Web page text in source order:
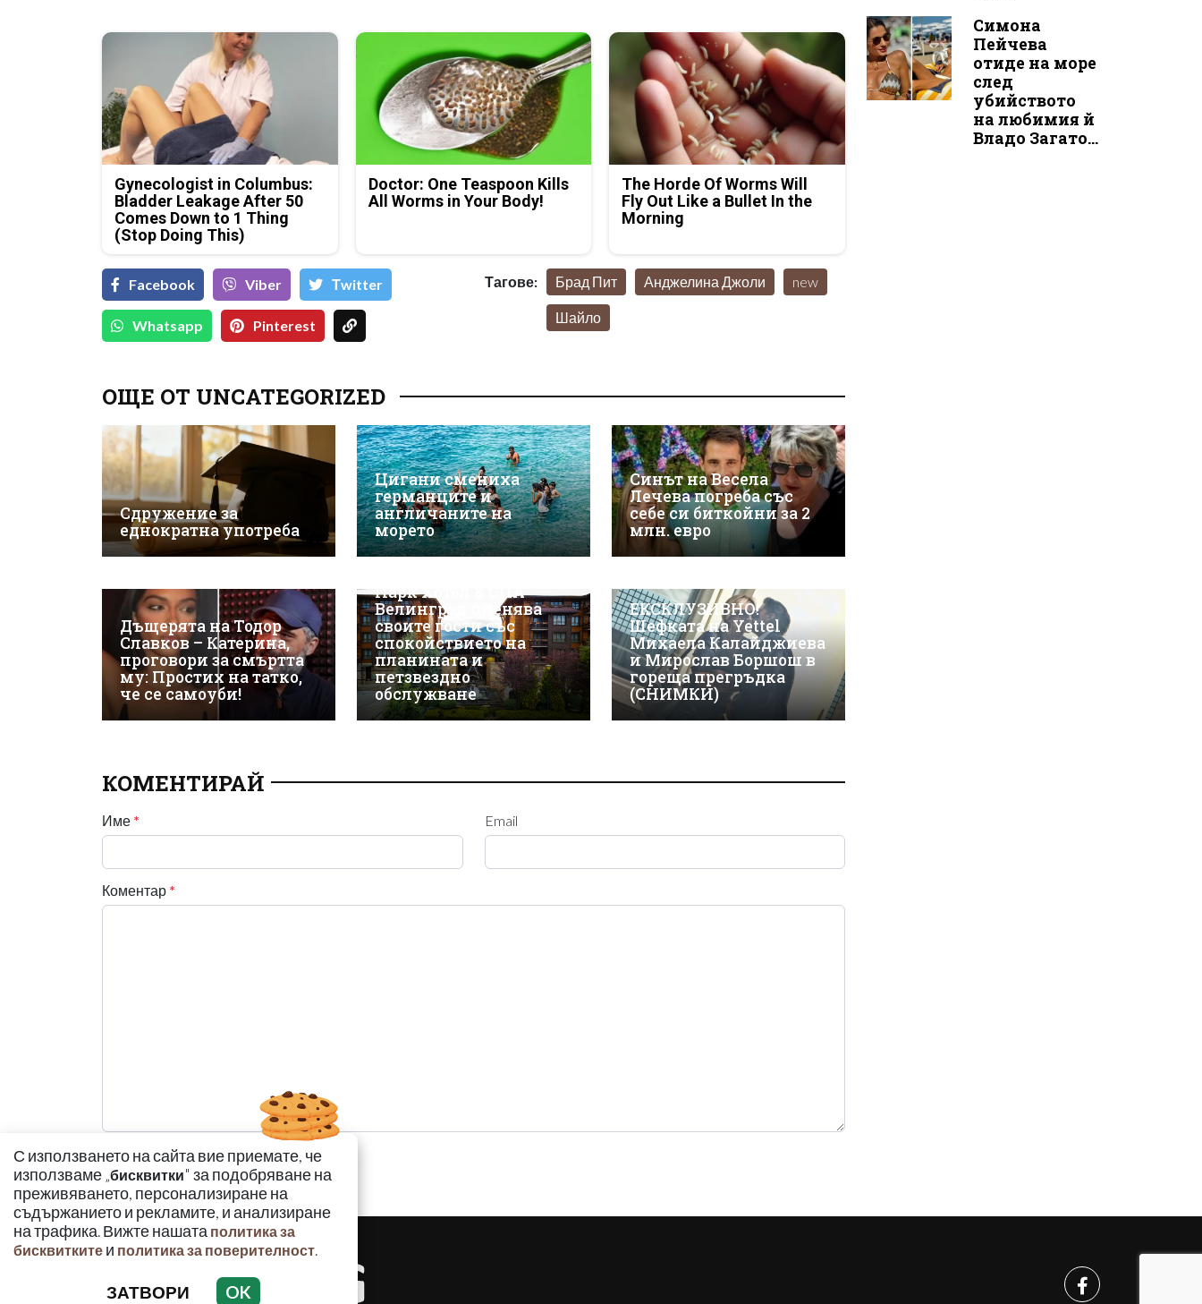
Gynecologist in Columbus:
Bladder Leakage After 50
Comes Down to 1 Thing
(Stop Doing This)
Doctor: One Teaspoon Kills
All Worms in Your Body!
The Horde Of Worms Will
Fly Out Like a Bullet In the
Morning
Facebook Viber Тwitter
Whatsapp Pinterest
Тагове: Брад Пит Анджелина Джоли new
Шайло
ОЩЕ ОТ UNCATEGORIZED
Сдружение за
еднократна употреба
Цигани смениха
германците и
англичаните на
морето
Синът на Весела
Лечева погреба със
себе си биткойни за 2
млн. евро
Дъщерята на Тодор
Славков – Катерина,
проговори за смъртта
му: Простих на татко,
че се самоуби!
Парк Хотел & СПА
Велинград пленява
своите гости със
спокойствието на
планината и
петзвездно
обслужване
ЕКСКЛУЗИВНО!
Шефката на Yettel
Михаела Калайджиева
и Мирослав Боршош в
гореща прегръдка
(СНИМКИ)
КОМЕНТИРАЙ
Име * Email
Коментар *
Симона
Пейчева
отиде на море
след
убийството
на любимия й
Владо Загато...
С използването на сайта вие приемате, че
използваме „бисквитки" за подобряване на
преживяването, персонализиране на
съдържанието и рекламите, и анализиране
на трафика. Вижте нашата политика за
бисквитките и политика за поверителност.
ЗАТВОРИ OK